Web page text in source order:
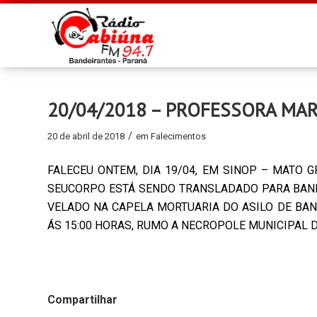
20/04/2018 – PROFESSORA
20 de abril de 2018 / em Falecimentos
FALECEU ONTEM, DIA 19/04, EM SINOP – MATO
SEUCORPO ESTÁ SENDO TRANSLADADO PARA
VELADO NA CAPELA MORTUARIA DO ASILO DE
ÁS 15:00 HORAS, RUMO A NECROPOLE MUNICIPAL
Compartilhar